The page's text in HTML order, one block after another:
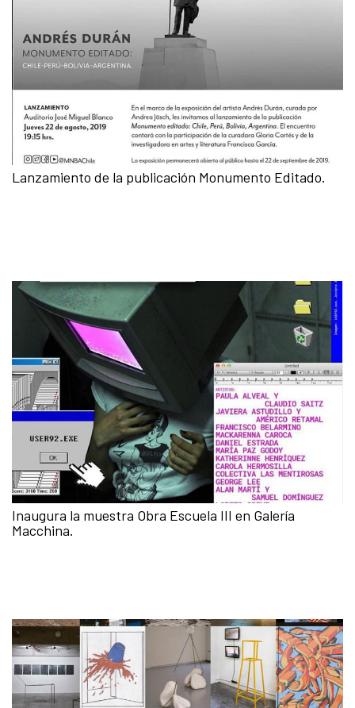
Lanzamiento de la publicación Monumento Editado.
Inaugura la muestra Obra Escuela III en Galería
Macchina.